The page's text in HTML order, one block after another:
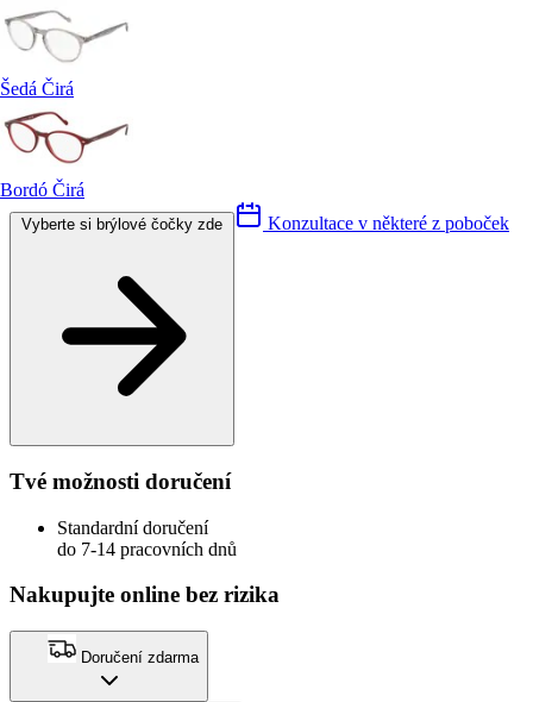
Šedá Čirá
Bordó Čirá
Konzultace v některé z poboček
Tvé možnosti doručení
Standardní doručení
do 7-14 pracovních dnů
Nakupujte online bez rizika
Doručení zdarma